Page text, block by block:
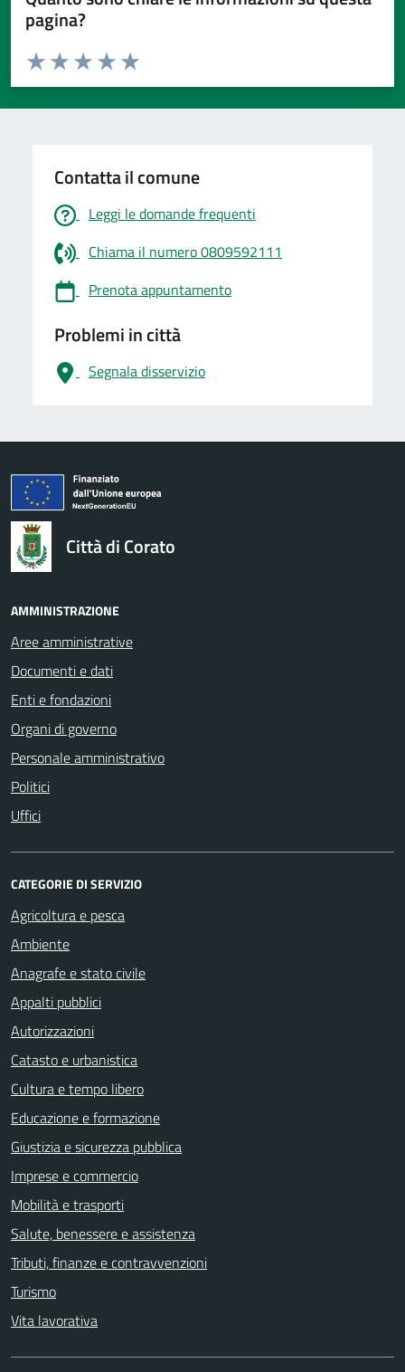
pagina?
Valuta da 1 a 5 stelle la pagina
Valuta 5 stelle su 5
Valuta 4 stelle su 5
Valuta 3 stelle su 5
Valuta 2 stelle su 5
Valuta 1 stelle su 5
Contatta il comune
Leggi le domande frequenti
Chiama il numero 0809592111
Prenota appuntamento
Problemi in città
Segnala disservizio
logo Unione Europea
Città di Corato
AMMINISTRAZIONE
Aree amministrative
Documenti e dati
Enti e fondazioni
Organi di governo
Personale amministrativo
Politici
Uffici
CATEGORIE DI SERVIZIO
Agricoltura e pesca
Ambiente
Anagrafe e stato civile
Appalti pubblici
Autorizzazioni
Catasto e urbanistica
Cultura e tempo libero
Educazione e formazione
Giustizia e sicurezza pubblica
Imprese e commercio
Mobilità e trasporti
Salute, benessere e assistenza
Tributi, finanze e contravvenzioni
Turismo
Vita lavorativa